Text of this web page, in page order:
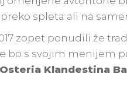
spleta ali na
zopet ponudili že
bo s svojim menijem
Klandestina